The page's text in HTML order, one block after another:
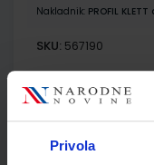
Privola
Nakladnik: PROFIL KLETT
SKU: 567190
Udžbenik